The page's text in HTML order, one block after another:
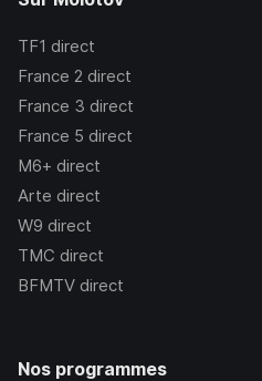
TF1 direct
France 2 direct
France 3 direct
France 5 direct
M6+ direct
Arte direct
W9 direct
TMC direct
BFMTV direct
Nos programmes